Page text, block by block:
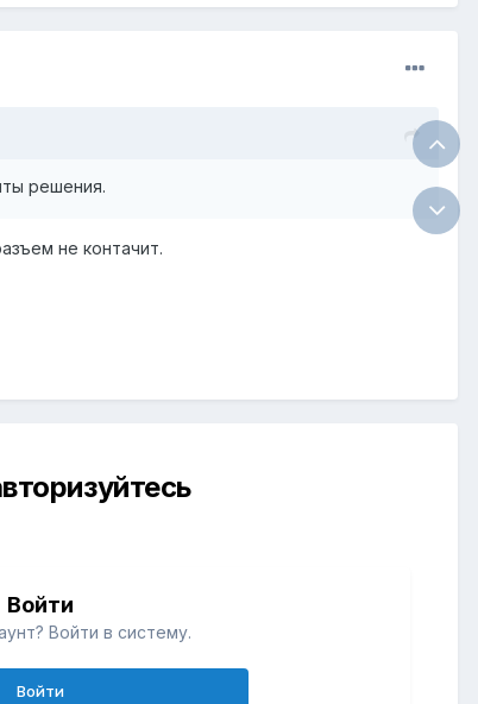
решения.
не контачит.
Войти
Войти в систему.
Войти